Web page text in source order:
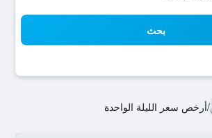
بحث
/أرخص سعر الليلة الواحدة